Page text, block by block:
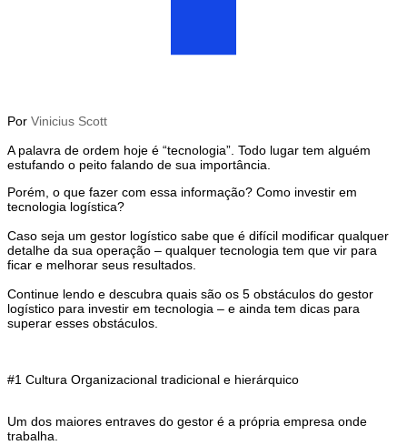
Por Vinicius Scott
A palavra de ordem hoje é “tecnologia”. Todo lugar tem alguém
estufando o peito falando de sua importância.
Porém, o que fazer com essa informação? Como investir em
tecnologia logística?
Caso seja um gestor logístico sabe que é difícil modificar qualquer
detalhe da sua operação – qualquer tecnologia tem que vir para
ficar e melhorar seus resultados.
Continue lendo e descubra quais são os 5 obstáculos do gestor
logístico para investir em tecnologia – e ainda tem dicas para
superar esses obstáculos.
#1 Cultura Organizacional tradicional e hierárquico
Um dos maiores entraves do gestor é a própria empresa onde
trabalha.